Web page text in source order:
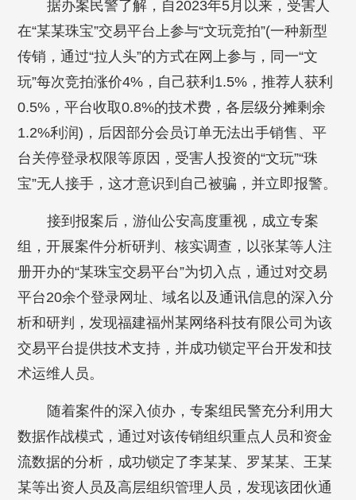
据办案民警了解，自2023年5月以来，受害人
在“某某珠宝”交易平台上参与“文玩竞拍”(一种新型
传销，通过“拉人头”的方式在网上参与，同一“文
玩”每次竞拍涨价4%，自己获利1.5%，推荐人获利
0.5%，平台收取0.8%的技术费，各层级分摊剩余
1.2%利润)，后因部分会员订单无法出手销售、平
台关停登录权限等原因，受害人投资的“文玩”“珠
宝”无人接手，这才意识到自己被骗，并立即报警。
接到报案后，游仙公安高度重视，成立专案
组，开展案件分析研判、核实调查，以张某等人注
册开办的“某珠宝交易平台”为切入点，通过对交易
平台20余个登录网址、域名以及通讯信息的深入分
析和研判，发现福建福州某网络科技有限公司为该
交易平台提供技术支持，并成功锁定平台开发和技
术运维人员。
随着案件的深入侦办，专案组民警充分利用大
数据作战模式，通过对该传销组织重点人员和资金
流数据的分析，成功锁定了李某某、罗某某、王某
某等出资人员及高层组织管理人员，发现该团伙通